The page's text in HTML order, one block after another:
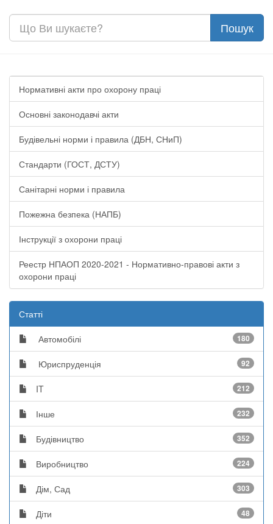
Нормативні акти про охорону праці
Основні законодавчі акти
Будівельні норми і правила (ДБН, СНиП)
Стандарти (ГОСТ, ДСТУ)
Санітарні норми і правила
Пожежна безпека (НАПБ)
Інструкції з охорони праці
Реестр НПАОП 2020-2021 - Нормативно-правові акти з
охорони праці
Статті
Автомобілі 180
Юриспруденція 92
IT 212
Інше 232
Будівництво 352
Виробництво 224
Дім, Сад 303
Діти 48